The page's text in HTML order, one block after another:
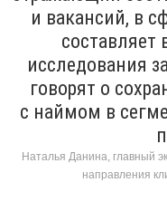
и вакансий, в
составляет
исследования
говорят о
с наймом в
Наталья Данина, главный
направления